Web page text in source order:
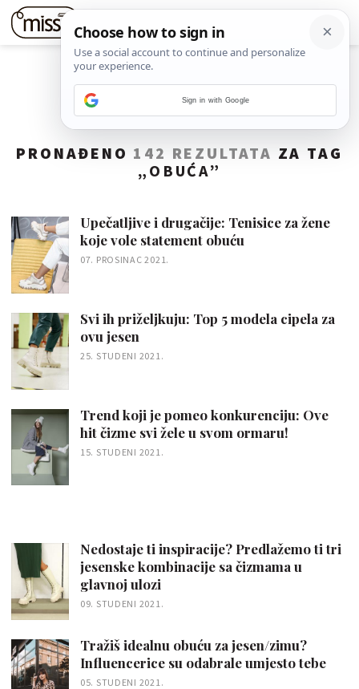
PRONAĐENO 142 REZULTATA ZA TAG
„ OBUĆA”
Upečatljive i drugačije: Tenisice za žene
koje vole statement obuću
07. PROSINAC 2021.
Svi ih priželjkuju: Top 5 modela cipela za
ovu jesen
25. STUDENI 2021.
Trend koji je pomeo konkurenciju: Ove
hit čizme svi žele u svom ormaru!
15. STUDENI 2021.
Nedostaje ti inspiracije? Predlažemo ti tri
jesenske kombinacije sa čizmama u
glavnoj ulozi
09. STUDENI 2021.
Tražiš idealnu obuću za jesen/zimu?
Influencerice su odabrale umjesto tebe
05. STUDENI 2021.
Sign in with Google